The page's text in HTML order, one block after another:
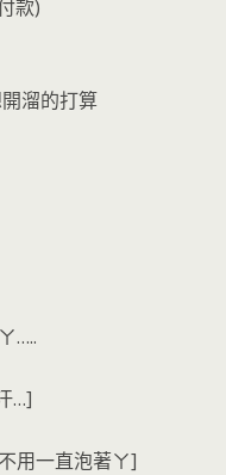
款)
溜的打算
…..
…]
用一直泡著ㄚ]